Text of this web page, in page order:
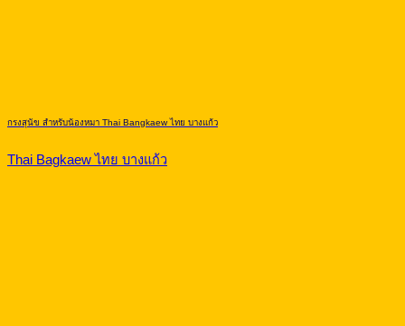
กรงสุนัข สำหรับน้องหมา Thai Bangkaew ไทย บางแก้ว
Thai Bagkaew ไทย บางแก้ว